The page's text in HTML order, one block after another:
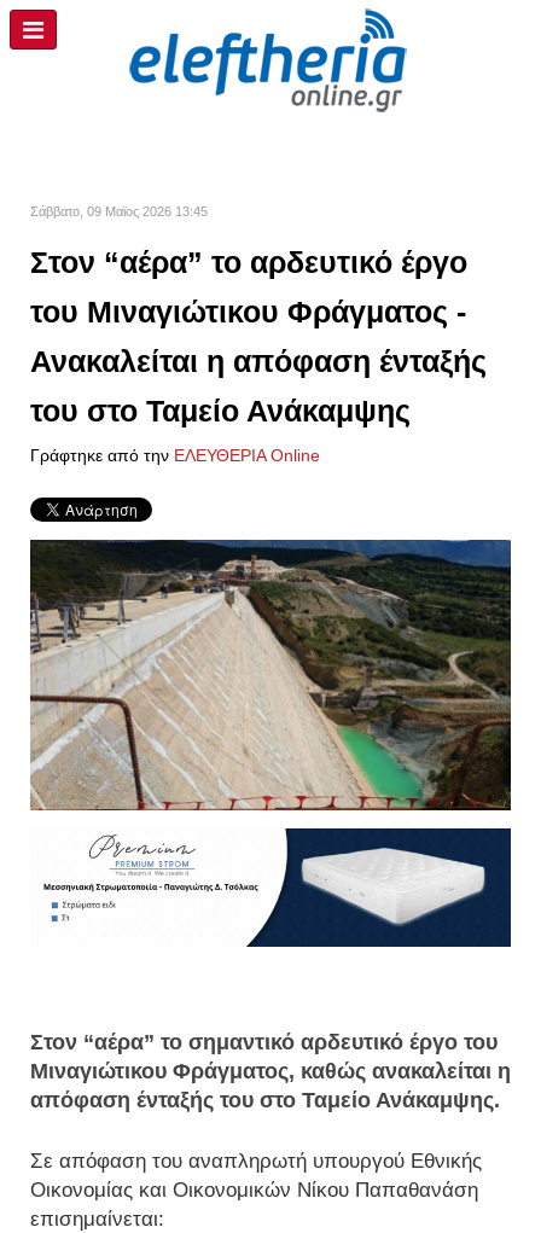
Σάββατο, 09 Μαϊος 2026 13:45
Στον “αέρα” το αρδευτικό έργο
του Μιναγιώτικου Φράγματος -
Ανακαλείται η απόφαση ένταξής
του στο Ταμείο Ανάκαμψης
Γράφτηκε από την ΕΛΕΥΘΕΡΙΑ Online
Στον “αέρα” το σημαντικό αρδευτικό έργο του
Μιναγιώτικου Φράγματος, καθώς ανακαλείται η
απόφαση ένταξής του στο Ταμείο Ανάκαμψης.
Σε απόφαση του αναπληρωτή υπουργού Εθνικής
Οικονομίας και Οικονομικών Νίκου Παπαθανάση
επισημαίνεται: